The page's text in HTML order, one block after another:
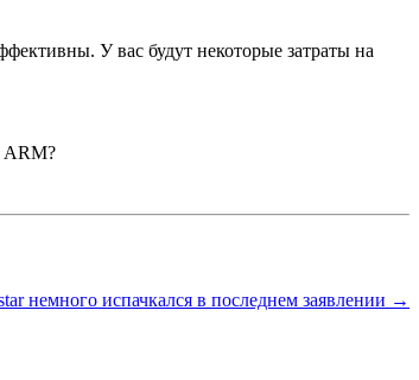
У вас будут некоторые затраты на
ARM?
немного испачкался в последнем заявлении →